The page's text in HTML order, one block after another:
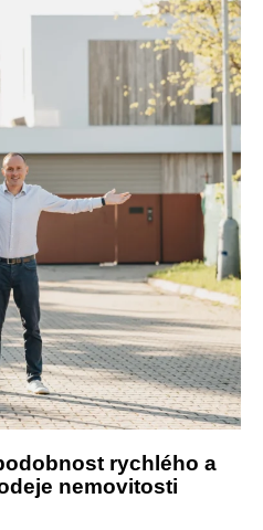
rychlého a
nemovitosti